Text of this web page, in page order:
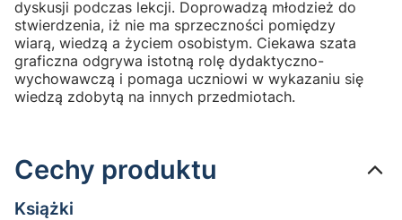
dyskusji podczas lekcji. Doprowadzą młodzież do
stwierdzenia, iż nie ma sprzeczności pomiędzy
wiarą, wiedzą a życiem osobistym. Ciekawa szata
graficzna odgrywa istotną rolę dydaktyczno-
wychowawczą i pomaga uczniowi w wykazaniu się
wiedzą zdobytą na innych przedmiotach.
Cechy produktu
Książki